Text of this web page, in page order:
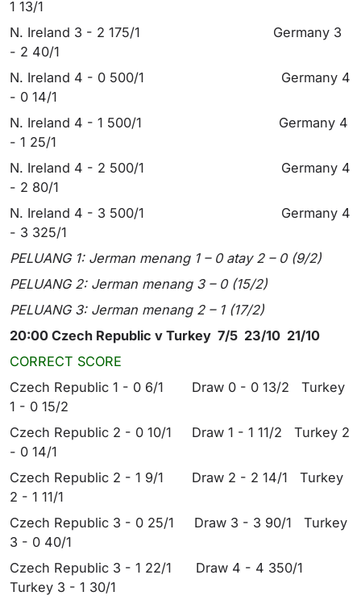
1 13/1
N. Ireland 3 - 2 175/1 Germany 3
- 2 40/1
N. Ireland 4 - 0 500/1 Germany 4
- 0 14/1
N. Ireland 4 - 1 500/1 Germany 4
- 1 25/1
N. Ireland 4 - 2 500/1 Germany 4
- 2 80/1
N. Ireland 4 - 3 500/1 Germany 4
- 3 325/1
PELUANG 1: Jerman menang 1 – 0 atay 2 – 0 (9/2)
PELUANG 2: Jerman menang 3 – 0 (15/2)
PELUANG 3: Jerman menang 2 – 1 (17/2)
20:00 Czech Republic v Turkey 7/5 23/10 21/10
CORRECT SCORE
Czech Republic 1 - 0 6/1 Draw 0 - 0 13/2 Turkey
1 - 0 15/2
Czech Republic 2 - 0 10/1 Draw 1 - 1 11/2 Turkey 2
- 0 14/1
Czech Republic 2 - 1 9/1 Draw 2 - 2 14/1 Turkey
2 - 1 11/1
Czech Republic 3 - 0 25/1 Draw 3 - 3 90/1 Turkey
3 - 0 40/1
Czech Republic 3 - 1 22/1 Draw 4 - 4 350/1
Turkey 3 - 1 30/1